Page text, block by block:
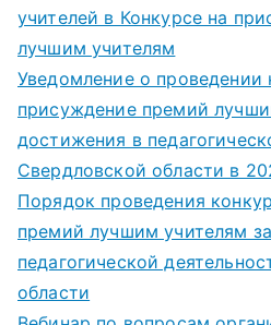
учителей в Конкурсе на
лучшим учителям
Уведомление о проведении
присуждение премий
достижения в
Свердловской области в
Порядок проведения
премий лучшим учителям
педагогической
области